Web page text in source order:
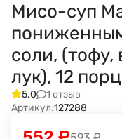
Мисо-суп
соли, (тофу,
лук), 12
5.0
1 отзыв
Артикул:127288